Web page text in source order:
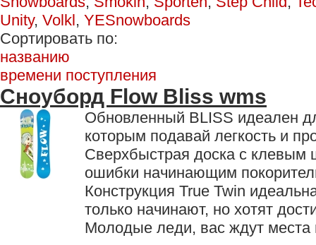
Unity, Volkl, YESnowboards
Сортировать по:
названию
времени поступления
Сноуборд Flow Bliss wms
Обновленный BLISS идеален
которым подавай легкость и
Сверхбыстрая доска с клевым
ошибки начинающим
Конструкция True Twin
только начинают, но хотят
Молодые леди, вас ждут места